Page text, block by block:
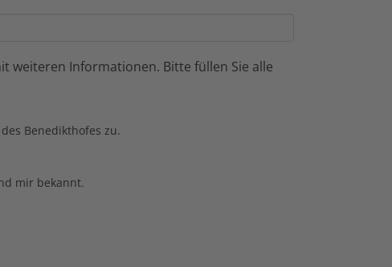
weiteren Informationen. Bitte füllen Sie alle
des Benedikthofes zu.
mir bekannt.